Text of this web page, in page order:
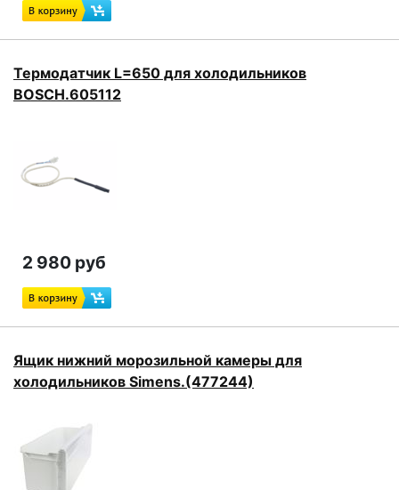
Термодатчик L=650 для холодильников
BOSCH.605112
2 980 руб
Ящик нижний морозильной камеры для
холодильников Simens.(477244)